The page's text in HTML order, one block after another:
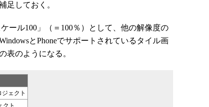
足しておく。
ール100」（＝100％）として、他の解像度の
とPhoneでサポートされているタイル画
表のようになる。
ジェクト
クト